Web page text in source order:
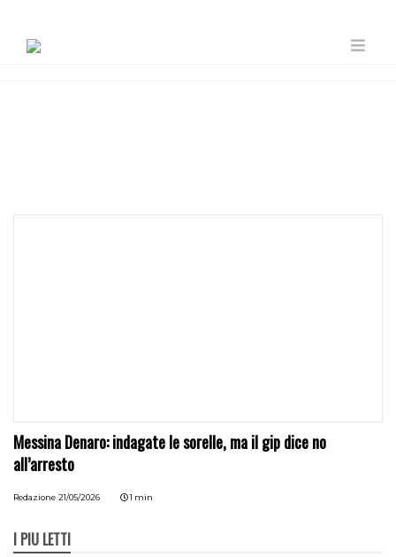
Messina Denaro: indagate le sorelle, ma il gip dice no
all’arresto
Redazione 21/05/2026 1 min
I PIÙ LETTI